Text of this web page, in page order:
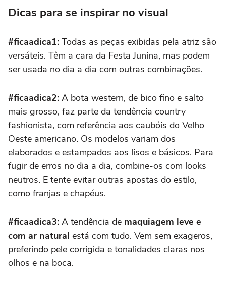
Dicas para se inspirar no visual
#ficaadica1: Todas as peças exibidas pela atriz são
versáteis. Têm a cara da Festa Junina, mas podem
ser usada no dia a dia com outras combinações.
#ficaadica2: A bota western, de bico fino e salto
mais grosso, faz parte da tendência country
fashionista, com referência aos caubóis do Velho
Oeste americano. Os modelos variam dos
elaborados e estampados aos lisos e básicos. Para
fugir de erros no dia a dia, combine-os com looks
neutros. E tente evitar outras apostas do estilo,
como franjas e chapéus.
#ficaadica3: A tendência de maquiagem leve e
com ar natural está com tudo. Vem sem exageros,
preferindo pele corrigida e tonalidades claras nos
olhos e na boca.